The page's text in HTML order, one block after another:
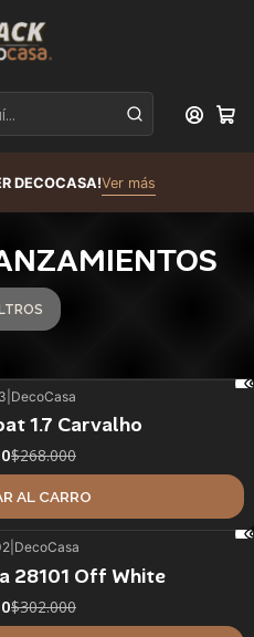
DECOCASA!Ver más
DecoCasa
1.7 Carvalho
$268.000
AL CARRO
| DecoCasa
28101 Off White
$302.000